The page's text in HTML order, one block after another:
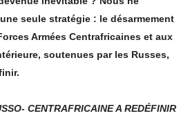
seule stratégie : le désarmement
Armées Centrafricaines et aux
soutenues par les Russes,
CENTRAFRICAINE A REDÉFINIR